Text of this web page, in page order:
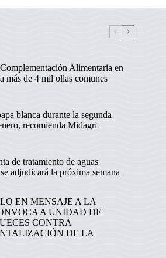
Alimentaria en
más de 4 mil ollas comunes
blanca durante la segunda
recomienda Midagri
de tratamiento de aguas
adjudicará la próxima semana
EN MENSAJE A LA
A UNIDAD DE
CONTRA
DE LA